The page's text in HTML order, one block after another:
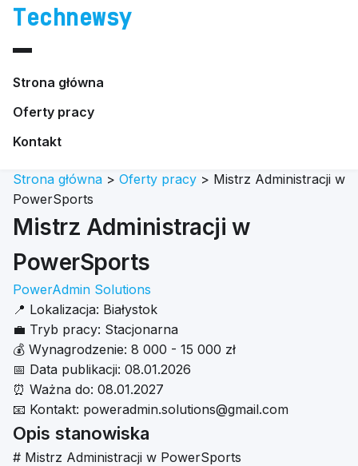
Technewsy
Strona główna
Oferty pracy
Kontakt
Strona główna > Oferty pracy > Mistrz Administracji w
PowerSports
Mistrz Administracji w
PowerSports
PowerAdmin Solutions
📍 Lokalizacja: Białystok
💼 Tryb pracy: Stacjonarna
💰 Wynagrodzenie: 8 000 - 15 000 zł
📅 Data publikacji: 08.01.2026
⏰ Ważna do: 08.01.2027
📧 Kontakt: poweradmin.solutions@gmail.com
Opis stanowiska
# Mistrz Administracji w PowerSports